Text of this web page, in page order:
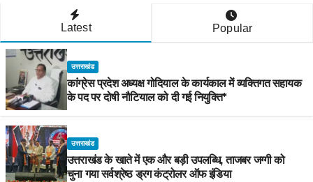
Latest Popular
उत्तराखंड
कांग्रेस प्रदेश अध्यक्ष गोदियाल के कार्यकाल में व्यक्तिगत सहायक
के पद पर दोषी नौटियाल को दी गई नियुक्ति*
उत्तराखंड
उत्तराखंड के खाते में एक और बड़ी उपलब्धि, ताजबर जग्गी को
चुना गया सर्वश्रेष्ठ ड्रग कंट्रोलर ऑफ इंडिया